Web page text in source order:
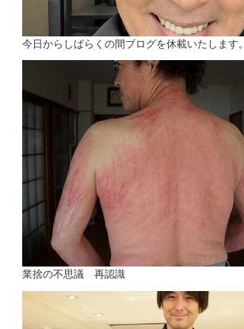
今日からしばらくの間ブログを休載いたします。
業捨の不思議 再認識